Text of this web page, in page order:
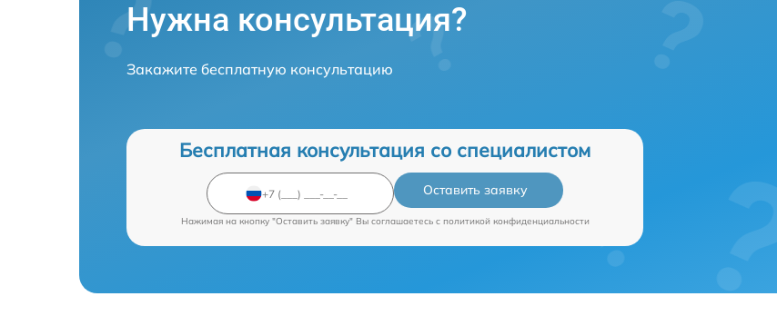
Нужна консультация?
Закажите бесплатную консультацию
Бесплатная консультация со специалистом
Оставить заявку
Нажимая на кнопку "Оставить заявку" Вы соглашаетесь c политикой конфиденциальности